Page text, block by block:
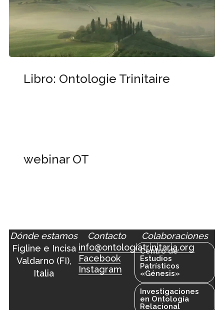
Libro: Ontologie Trinitaire
webinar OT
Dónde estamos
Figline e Incisa
Valdarno (FI),
Italia
Contacto
info@ontologiatrinitaria.org
Facebook
Instagram
Colaboraciones
Centro de
Estudios
Patrísticos
«Génesis»
Investigaciones
en Ontología
Relacional